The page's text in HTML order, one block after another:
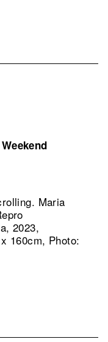
Maria
2023,
160cm, Photo: